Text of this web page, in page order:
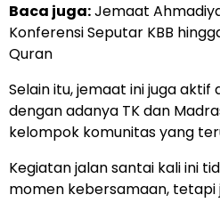
Baca juga:Jemaat
Konferensi Seputar KBB
Quran
Selain itu, jemaat ini juga
dengan adanya TK dan
kelompok komunitas yang
Kegiatan jalan santai kali ini
momen kebersamaan, tetapi